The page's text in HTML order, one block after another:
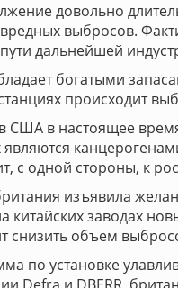
довольно
выбросов.
дальнейшей
богатыми
происходит
США в настоящее
с одной стороны, к
изъявила
китайских заводах
снизить объем
по установке